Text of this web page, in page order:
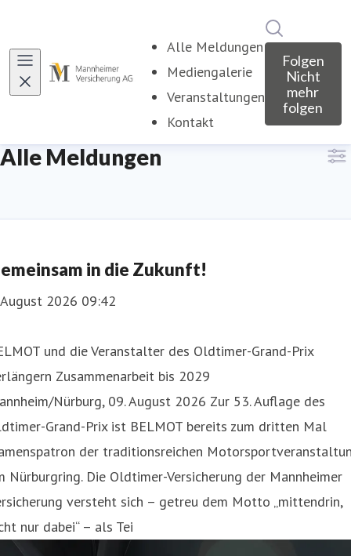
Alle Meldungen
Mediengalerie
Veranstaltungen
Kontakt
Folgen
Nicht
mehr
folgen
Alle Meldungen
in die Zukunft!
2026 09:42
und die Veranstalter des Oldtimer-Grand-Prix
Zusammenarbeit bis 2029
Nürburg, 09. August 2026 Zur 53. Auflage des
Grand-Prix ist BELMOT bereits zum dritten Mal
der traditionsreichen
Nürburgring. Die Oldtimer-Versicherung der Mannheimer
versteht sich – getreu dem Motto „mittendrin,
nur dabei“ – als Tei